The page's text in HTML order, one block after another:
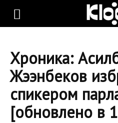
KLOOP.KG
Новости
Хроника:
Жээнбеков
спикером
[обновлено в